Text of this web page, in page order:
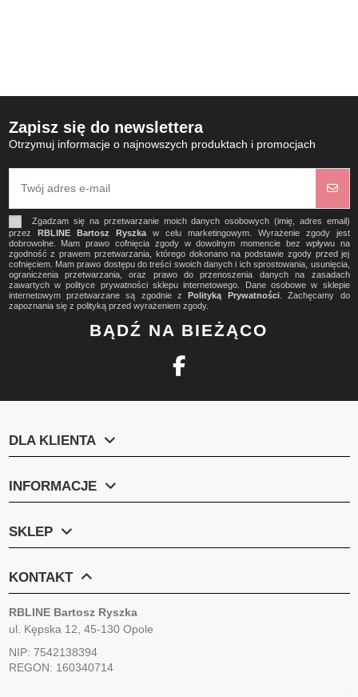
Zapisz się do newslettera
Otrzymuj informacje o najnowszych produktach i promocjach
Zgadzam się na przetwarzanie moich danych osobowych (imię, adres email)
przez RBLINE Bartosz Ryszkaw celu marketingowym. Wyrażenie zgody jest
dobrowolne. Mam prawo cofnięcia zgody w dowolnym momencie bez wpływu na
zgodność z prawem przetwarzania, którego dokonano na podstawie zgody przed jej
cofnięciem. Mam prawo dostępu do treści swoich danych i ich sprostowania, usunięcia,
ograniczenia przetwarzania, oraz prawo do przenoszenia danych na zasadach
zawartych w polityce prywatności sklepu internetowego. Dane osobowe w sklepie
internetowym przetwarzane są zgodnie zPolityką Prywatności. Zachęcamy do
zapoznania się z polityką przed wyrażeniem zgody.
BĄDŹ NA BIEŻĄCO
DLA KLIENTA
INFORMACJE
SKLEP
KONTAKT
RBLINE Bartosz Ryszka
ul. Kępska 12, 45-130 Opole
NIP: 7542138394
REGON: 160340714